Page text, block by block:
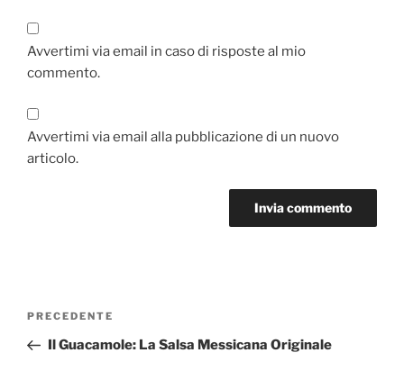
Avvertimi via email in caso di risposte al mio
commento.
Avvertimi via email alla pubblicazione di un nuovo
articolo.
Navigazione
Articolo
precedente:
PRECEDENTE
Il Guacamole: La Salsa Messicana Originale